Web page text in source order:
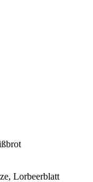
Lorbeerblatt